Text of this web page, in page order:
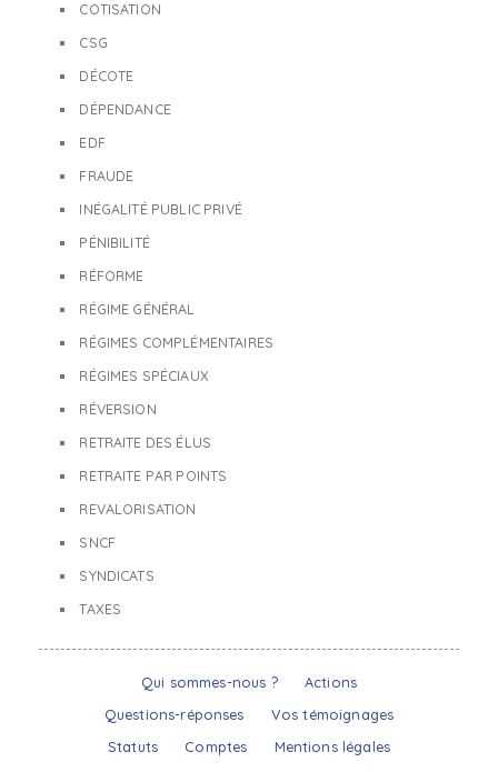
COTISATION
CSG
DÉCOTE
DÉPENDANCE
EDF
FRAUDE
INÉGALITÉ PUBLIC PRIVÉ
PÉNIBILITÉ
RÉFORME
RÉGIME GÉNÉRAL
RÉGIMES COMPLÉMENTAIRES
RÉGIMES SPÉCIAUX
RÉVERSION
RETRAITE DES ÉLUS
RETRAITE PAR POINTS
REVALORISATION
SNCF
SYNDICATS
TAXES
Qui sommes-nous ?
Actions
Questions-réponses
Vos témoignages
Statuts
Comptes
Mentions légales